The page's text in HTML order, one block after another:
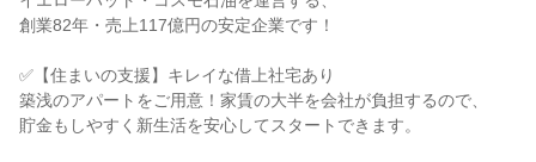
創業82年・売上117億円の安定企業です！
✅【住まいの支援】キレイな借上社宅あり
築浅のアパートをご用意！家賃の大半を会社が負担するので、
貯金もしやすく新生活を安心してスタートできます。